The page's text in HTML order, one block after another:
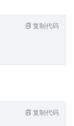
复制代码
复制代码